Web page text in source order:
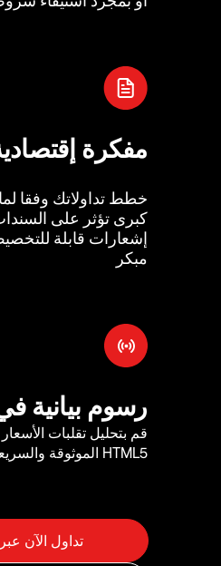
مفكرة
خطط تداولاتك وفقا
كبرى تؤثر على
إشعارات قابلة
مبكر
رسوم بيانية
قم بتحليل تقلبات
HTML5 الموثوقة والسريعة عبر أكثر من 25 مؤشر